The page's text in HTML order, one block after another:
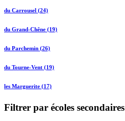
du Carrousel (24)
du Grand-Chêne (19)
du Parchemin (26)
du Tourne-Vent (19)
les Marguerite (17)
Filtrer par écoles secondaires